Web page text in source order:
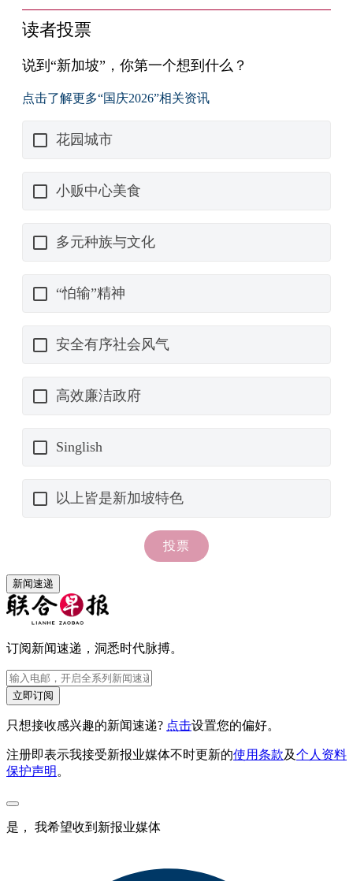
新闻速递
订阅新闻速递，洞悉时代脉搏。
立即订阅
只想接收感兴趣的新闻速递? 点击设置您的偏好。
注册即表示我接受新报业媒体不时更新的使用条款及个人资料
保护声明 。
是， 我希望收到新报业媒体